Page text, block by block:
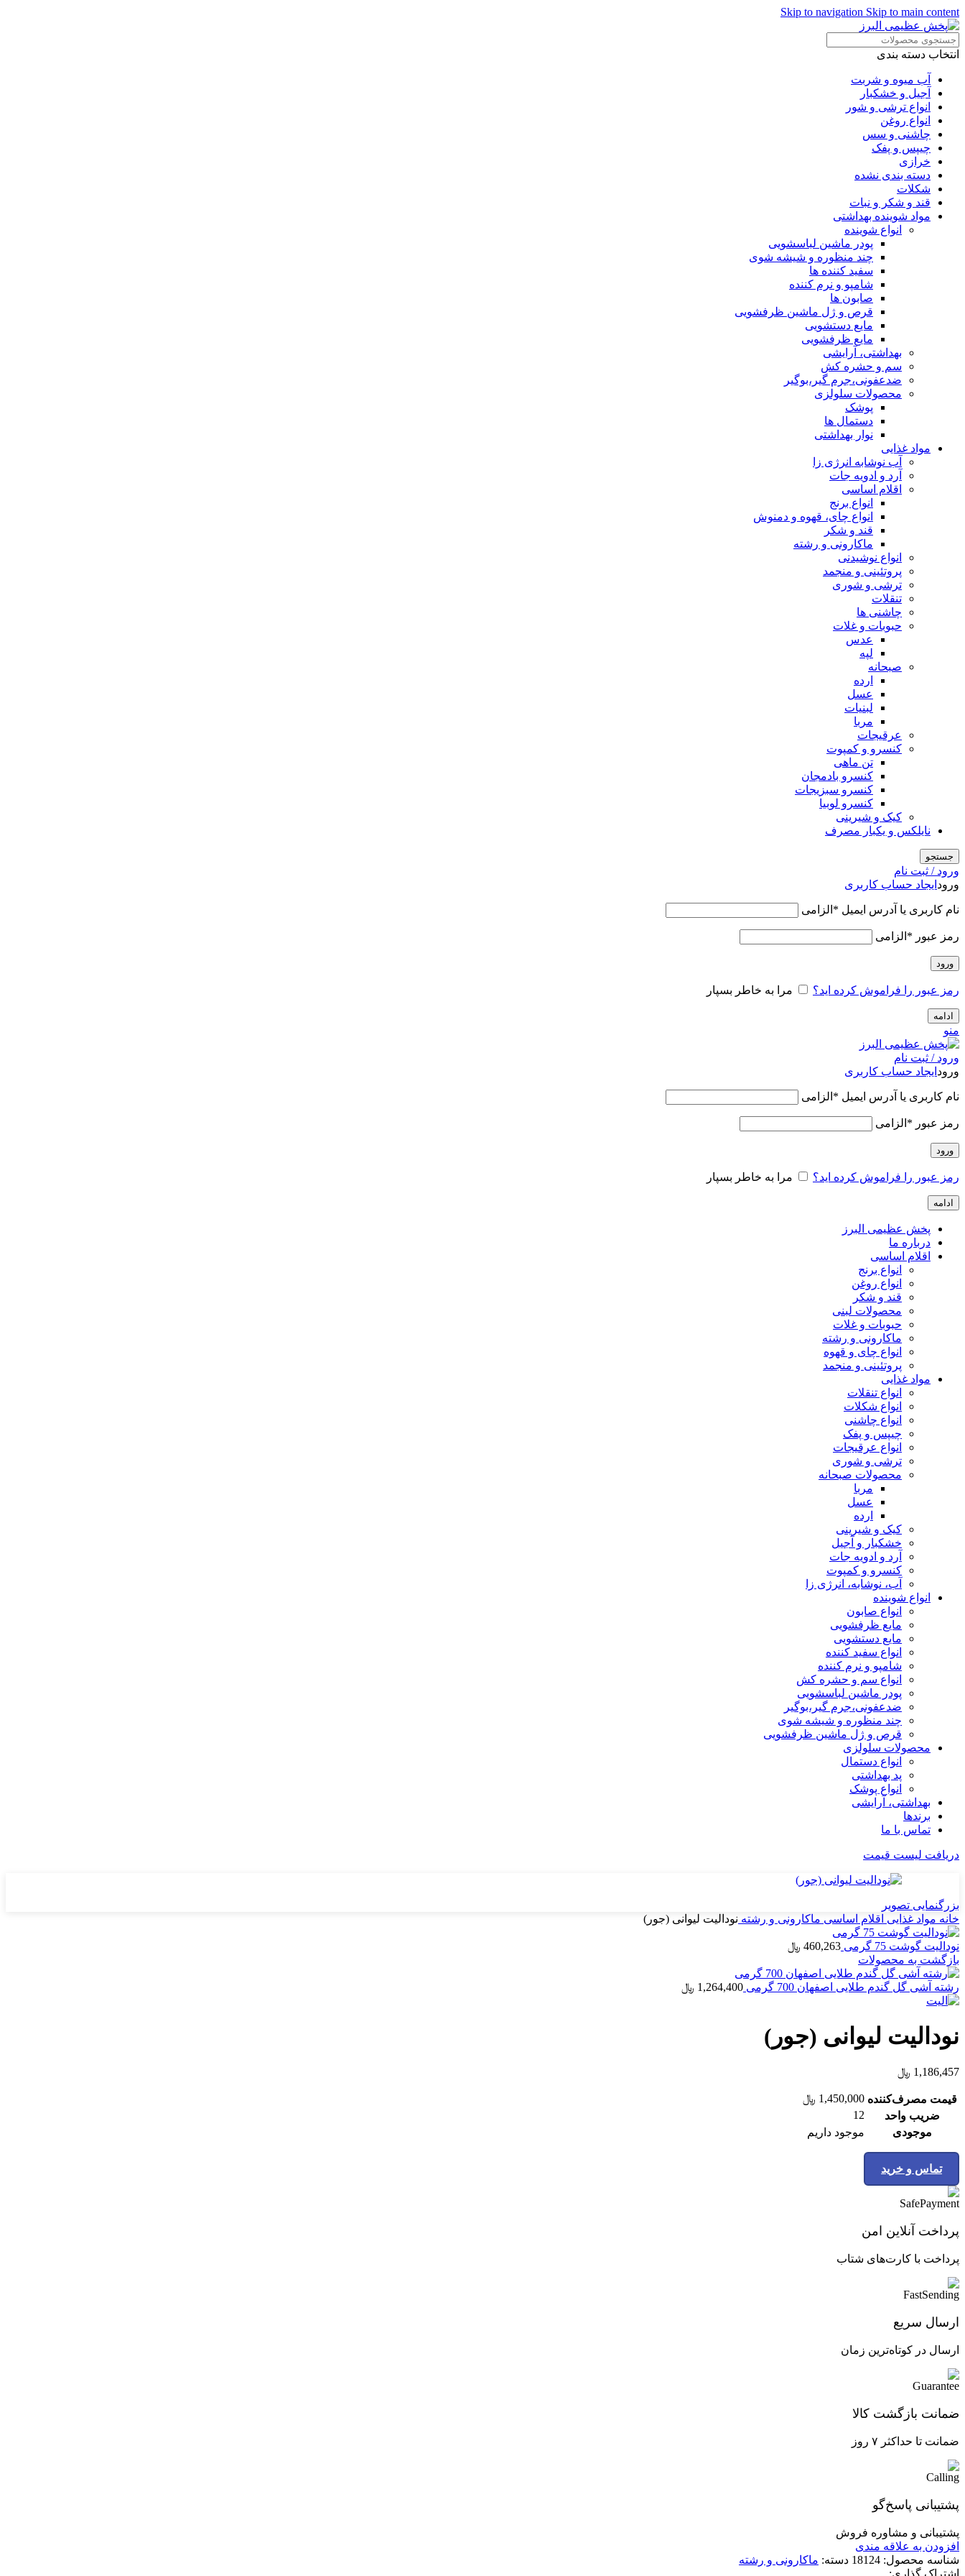
Skip to navigation Skip to main content
انتخاب دسته بندی
آب میوه و شربت
آجیل و خشکبار
انواع ترشی و شور
انواع روغن
چاشنی و سس
چیپس و پفک
خرازی
دسته بندی نشده
شکلات
قند و شکر و نبات
مواد شوینده بهداشتی
انواع شوینده
پودر ماشین لباسشویی
چند منظوره و شیشه شوی
سفید کننده ها
شامپو و نرم کننده
صابون ها
قرص و ژل ماشین ظرفشویی
مایع دستشویی
مایع ظرفشویی
بهداشتی، آرایشی
سم و حشره کش
ضدعفونی،جرم گیر،بوگیر
محصولات سلولزی
پوشک
دستمال ها
نوار بهداشتی
مواد غذایی
آب نوشابه انرژی زا
آرد و ادویه جات
اقلام اساسی
انواع برنج
انواع چای، قهوه و دمنوش
قند و شکر
ماکارونی و رشته
انواع نوشیدنی
پروتئینی و منجمد
ترشی و شوری
تنقلات
چاشنی ها
حبوبات و غلات
عدس
لپه
صبحانه
ارده
عسل
لبنیات
مربا
عرقیجات
کنسرو و کمپوت
تن ماهی
کنسرو بادمجان
کنسرو سبزیجات
کنسرو لوبیا
کیک و شیرینی
نایلکس و یکبار مصرف
جستجو
ورود / ثبت نام
ورود ایجاد حساب کاربری
نام کاربری یا آدرس ایمیل * الزامی
رمز عبور * الزامی
ورود
رمز عبور را فراموش کرده اید؟ مرا به خاطر بسپار
ادامه
منو
ورود / ثبت نام
ورود ایجاد حساب کاربری
نام کاربری یا آدرس ایمیل * الزامی
رمز عبور * الزامی
ورود
رمز عبور را فراموش کرده اید؟ مرا به خاطر بسپار
ادامه
پخش عظیمی البرز
درباره ما
اقلام اساسی
انواع برنج
انواع روغن
قند و شکر
محصولات لبنی
حبوبات و غلات
ماکارونی و رشته
انواع چای و قهوه
پروتئینی و منجمد
مواد غذایی
انواع تنقلات
انواع شکلات
انواع چاشنی
چیپس و پفک
انواع عرقیجات
ترشی و شوری
محصولات صبحانه
مربا
عسل
ارده
کیک و شیرینی
خشکبار و آجیل
آرد و ادویه جات
کنسرو و کمپوت
آب، نوشابه، انرژی زا
انواع شوینده
انواع صابون
مایع ظرفشویی
مایع دستشویی
انواع سفید کننده
شامپو و نرم کننده
انواع سم و حشره کش
پودر ماشین لباسشویی
ضدعفونی،جرم گیر،بوگیر
چند منظوره و شیشه شوی
قرص و ژل ماشین ظرفشویی
محصولات سلولزی
انواع دستمال
پد بهداشتی
انواع پوشک
بهداشتی، آرایشی
برندها
تماس با ما
دریافت لیست قیمت
بزرگنمایی تصویر
خانه مواد غذایی اقلام اساسی ماکارونی و رشته نودالیت لیوانی (جور)
نوداليت گوشت 75 گرمی 460,263 ﷼
بازگشت به محصولات
رشته آشی گل گندم طلایی اصفهان 700 گرمی 1,264,400 ﷼
نودالیت لیوانی (جور)
1,186,457 ﷼
قیمت مصرف‌کننده 1,450,000 ﷼
ضریب واحد
12
موجودی
موجود داریم
تماس و خرید
پرداخت آنلاین امن
پرداخت با کارت‌های شتاب
ارسال سریع
ارسال در کوتاه‌ترین زمان
ضمانت بازگشت کالا
ضمانت تا حداکثر ۷ روز
پشتیبانی پاسخ‌گو
پشتیبانی و مشاوره فروش
افزودن به علاقه مندی
شناسه محصول: 18124 دسته: ماکارونی و رشته
اشتراک گذاری: